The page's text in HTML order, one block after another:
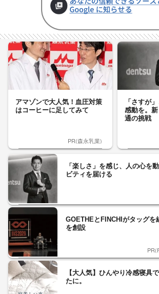
アマゾンで大人気！血圧対策
はコーヒーに足してみて
PR(森永乳業)
「さすが
感動を。
通の挑戦
「楽しさ」を感じ、人の心を
ビティを届ける
GOETHEとFINCHIがタッグを
を創設
【大人気】ひんやり冷感寝具
たに。